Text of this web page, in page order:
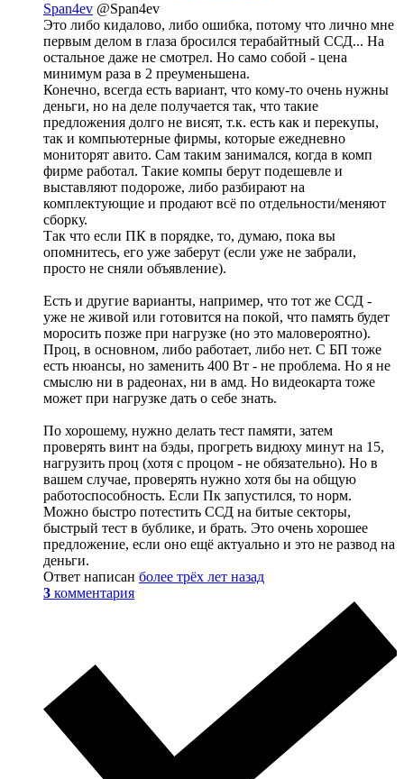
Span4ev @Span4ev
Это либо кидалово, либо ошибка, потому что лично мне
первым делом в глаза бросился терабайтный ССД... На
остальное даже не смотрел. Но само собой - цена
минимум раза в 2 преуменьшена.
Конечно, всегда есть вариант, что кому-то очень нужны
деньги, но на деле получается так, что такие
предложения долго не висят, т.к. есть как и перекупы,
так и компьютерные фирмы, которые ежедневно
мониторят авито. Сам таким занимался, когда в комп
фирме работал. Такие компы берут подешевле и
выставляют подороже, либо разбирают на
комплектующие и продают всё по отдельности/меняют
сборку.
Так что если ПК в порядке, то, думаю, пока вы
опомнитесь, его уже заберут (если уже не забрали,
просто не сняли объявление).
Есть и другие варианты, например, что тот же ССД -
уже не живой или готовится на покой, что память будет
моросить позже при нагрузке (но это маловероятно).
Проц, в основном, либо работает, либо нет. С БП тоже
есть нюансы, но заменить 400 Вт - не проблема. Но я не
смыслю ни в радеонах, ни в амд. Но видеокарта тоже
может при нагрузке дать о себе знать.
По хорошему, нужно делать тест памяти, затем
проверять винт на бэды, прогреть видюху минут на 15,
нагрузить проц (хотя с процом - не обязательно). Но в
вашем случае, проверять нужно хотя бы на общую
работоспособность. Если Пк запустился, то норм.
Можно быстро потестить ССД на битые секторы,
быстрый тест в бублике, и брать. Это очень хорошее
предложение, если оно ещё актуально и это не развод на
деньги.
Ответ написан более трёх лет назад
3 комментария